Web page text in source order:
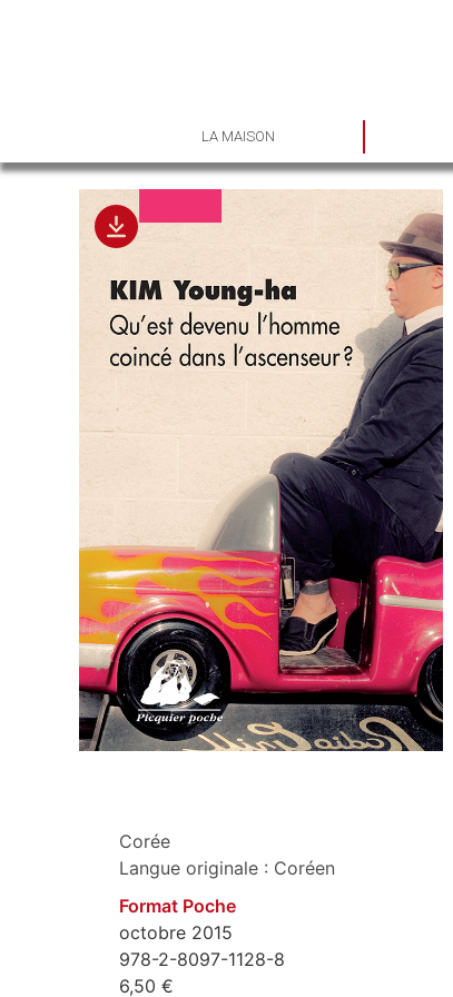
LA MAISON
Corée
Langue originale : Coréen
Format Poche
octobre 2015
978-2-8097-1128-8
6,50 €